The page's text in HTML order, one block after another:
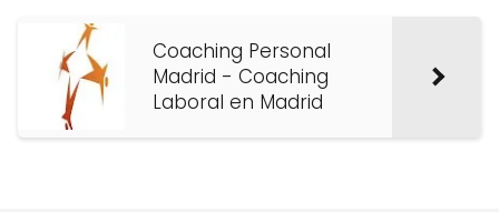
Coaching Personal
Madrid - Coaching
Laboral en Madrid